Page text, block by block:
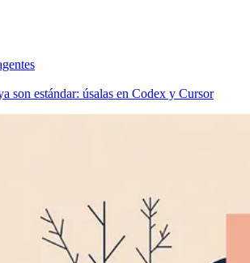
son estándar: úsalas en Codex y Cursor